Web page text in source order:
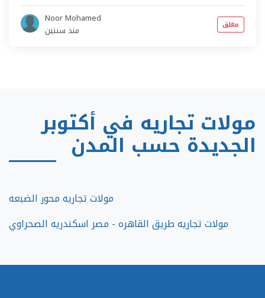
Noor Mohamed
منذ سنتين
مغلق
مولات تجاريه في أكتوبر
الجديدة حسب المدن
مولات تجاريه محور الضبعه
مولات تجاريه طريق القاهره - مصر اسكندريه الصحراوي